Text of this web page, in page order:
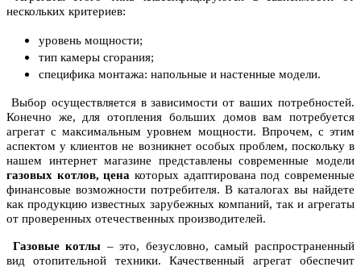
нескольких критериев:
уровень мощности;
тип камеры сгорания;
специфика монтажа: напольные и настенные модели.
Выбор осуществляется в зависимости от ваших потребностей.
Конечно же, для отопления больших домов вам потребуется
агрегат с максимальным уровнем мощности. Впрочем, с этим
аспектом у клиентов не возникнет особых проблем, поскольку в
нашем интернет магазине представлены современные модели
газовых котлов, цена которых адаптирована под современные
финансовые возможности потребителя. В каталогах вы найдете
как продукцию известных зарубежных компаний, так и агрегаты
от проверенных отечественных производителей.
Газовые котлы – это, безусловно, самый распространенный
вид отопительной техники. Качественный агрегат обеспечит